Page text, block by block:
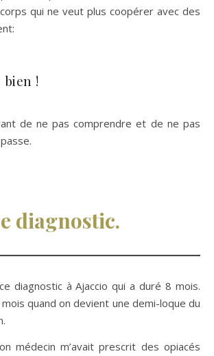
qui ne veut plus coopérer avec des
bien !
de ne pas comprendre et de ne pas
diagnostic.
diagnostic à Ajaccio qui a duré 8 mois.
quand on devient une demi-loque du
médecin m’avait prescrit des opiacés